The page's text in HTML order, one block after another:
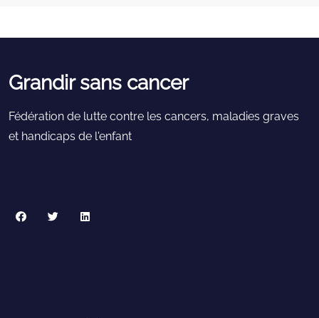
Grandir sans cancer
Fédération de lutte contre les cancers, maladies graves
et handicaps de l'enfant